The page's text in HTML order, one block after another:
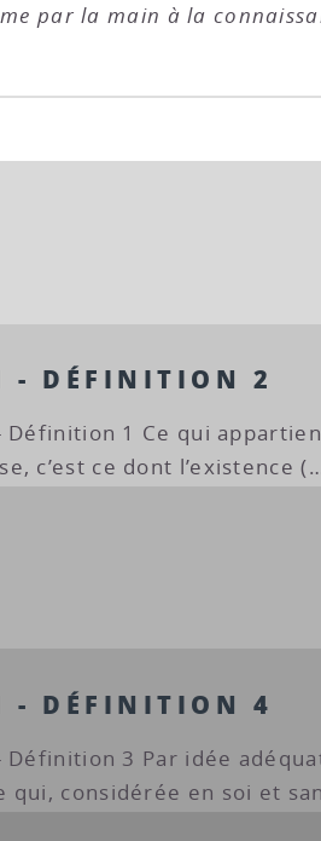
par la main à la
- DÉFINITION 2
Définition 1 Ce qui
c’est ce dont l’existence
- DÉFINITION 4
Définition 3 Par idée
qui, considérée en soi et